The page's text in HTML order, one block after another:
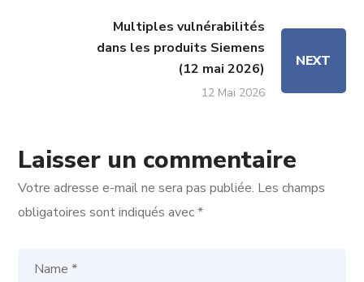
Multiples vulnérabilités
dans les produits Siemens
(12 mai 2026)
12 Mai 2026
NEXT
Laisser un commentaire
Votre adresse e-mail ne sera pas publiée. Les champs
obligatoires sont indiqués avec*